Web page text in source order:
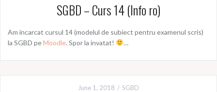
SGBD – Curs 14 (Info ro)
Am incarcat cursul 14 (modelul de subiect pentru examenul scris)
la SGBD peMoodle. Spor la invatat! …
June 1, 2018 SGBD